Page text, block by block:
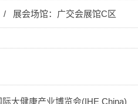
/ 展会场馆：广交会展馆C区
大健康产业博览会(IHE China)